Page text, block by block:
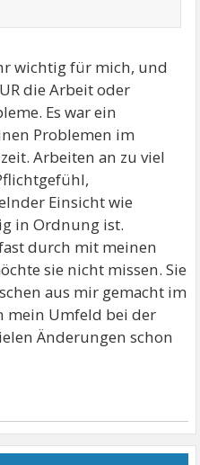
wichtig für mich, und
die Arbeit oder
Es war ein
Problemen im
Arbeiten an zu viel
Einsicht wie
in Ordnung ist.
durch mit meinen
sie nicht missen. Sie
aus mir gemacht im
mein Umfeld bei der
Änderungen schon